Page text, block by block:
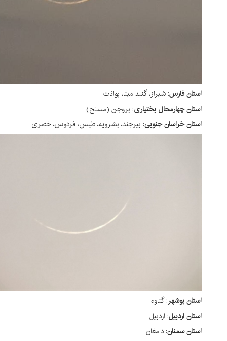
فارس: شیراز، گنبد مینا، بوانات
چهارمحال بختیاری: بروجن (مسلح)
خراسان جنوبی: بیرجند، بشرویه، طبس، فردوس، خضری
بوشهر: گناوه
اردبیل: اردبیل
سمنان: دامغان